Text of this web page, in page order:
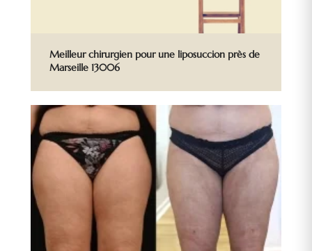
Meilleur chirurgien pour une liposuccion près de
Marseille 13006